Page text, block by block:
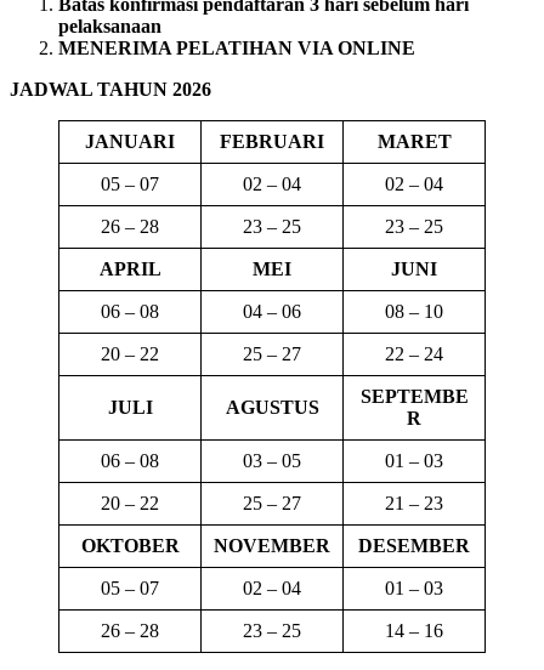
pelaksanaan
MENERIMA PELATIHAN VIA ONLINE
JADWAL TAHUN 2026
JANUARI FEBRUARI MARET
05 – 07 02 – 04 02 – 04
26 – 28 23 – 25 23 – 25
APRIL MEI JUNI
06 – 08 04 – 06 08 – 10
20 – 22 25 – 27 22 – 24
JULI AGUSTUS
SEPTEMBE
R
06 – 08 03 – 05 01 – 03
20 – 22 25 – 27 21 – 23
OKTOBER NOVEMBER DESEMBER
05 – 07 02 – 04 01 – 03
26 – 28 23 – 25 14 – 16